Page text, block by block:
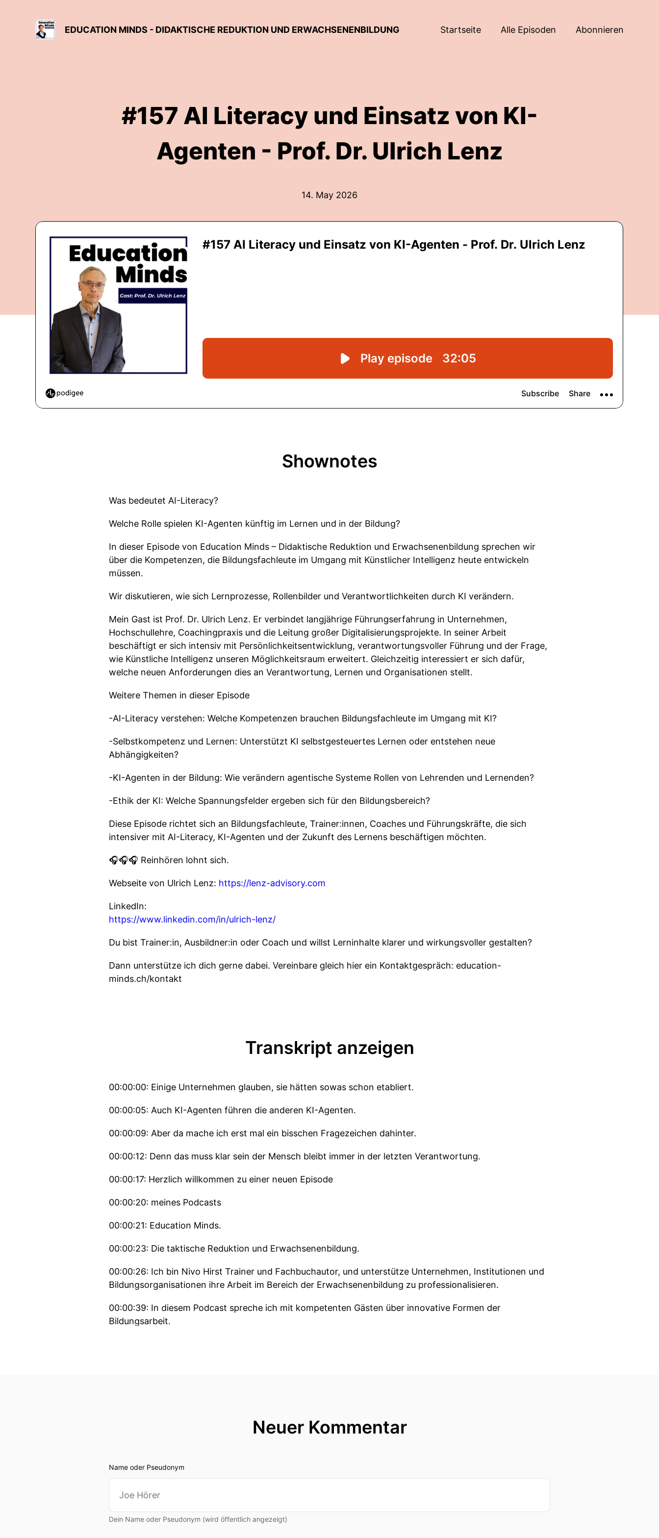
EDUCATION MINDS - DIDAKTISCHE REDUKTION UND ERWACHSENENBILDUNG Startseite Alle Episoden Abonnieren
#157 AI Literacy und Einsatz von KI-
Agenten - Prof. Dr. Ulrich Lenz
14. May 2026
Shownotes
Was bedeutet AI-Literacy?
Welche Rolle spielen KI-Agenten künftig im Lernen und in der Bildung?
In dieser Episode von Education Minds – Didaktische Reduktion und Erwachsenenbildung sprechen wir
über die Kompetenzen, die Bildungsfachleute im Umgang mit Künstlicher Intelligenz heute entwickeln
müssen.
Wir diskutieren, wie sich Lernprozesse, Rollenbilder und Verantwortlichkeiten durch KI verändern.
Mein Gast ist Prof. Dr. Ulrich Lenz. Er verbindet langjährige Führungserfahrung in Unternehmen,
Hochschullehre, Coachingpraxis und die Leitung großer Digitalisierungsprojekte. In seiner Arbeit
beschäftigt er sich intensiv mit Persönlichkeitsentwicklung, verantwortungsvoller Führung und der Frage,
wie Künstliche Intelligenz unseren Möglichkeitsraum erweitert. Gleichzeitig interessiert er sich dafür,
welche neuen Anforderungen dies an Verantwortung, Lernen und Organisationen stellt.
Weitere Themen in dieser Episode
-AI-Literacy verstehen: Welche Kompetenzen brauchen Bildungsfachleute im Umgang mit KI?
-Selbstkompetenz und Lernen: Unterstützt KI selbstgesteuertes Lernen oder entstehen neue
Abhängigkeiten?
-KI-Agenten in der Bildung: Wie verändern agentische Systeme Rollen von Lehrenden und Lernenden?
-Ethik der KI: Welche Spannungsfelder ergeben sich für den Bildungsbereich?
Diese Episode richtet sich an Bildungsfachleute, Trainer:innen, Coaches und Führungskräfte, die sich
intensiver mit AI-Literacy, KI-Agenten und der Zukunft des Lernens beschäftigen möchten.
🎧🎧🎧 Reinhören lohnt sich.
Webseite von Ulrich Lenz: https://lenz-advisory.com
LinkedIn:
https://www.linkedin.com/in/ulrich-lenz/
Du bist Trainer:in, Ausbildner:in oder Coach und willst Lerninhalte klarer und wirkungsvoller gestalten?
Dann unterstütze ich dich gerne dabei. Vereinbare gleich hier ein Kontaktgespräch: education-
minds.ch/kontakt
Transkript anzeigen
00:00:00: Einige Unternehmen glauben, sie hätten sowas schon etabliert.
00:00:05: Auch KI-Agenten führen die anderen KI-Agenten.
00:00:09: Aber da mache ich erst mal ein bisschen Fragezeichen dahinter.
00:00:12: Denn das muss klar sein der Mensch bleibt immer in der letzten Verantwortung.
00:00:17: Herzlich willkommen zu einer neuen Episode
00:00:20: meines Podcasts
00:00:21: Education Minds.
00:00:23: Die taktische Reduktion und Erwachsenenbildung.
00:00:26: Ich bin Nivo Hirst Trainer und Fachbuchautor, und unterstütze Unternehmen, Institutionen und
Bildungsorganisationen ihre Arbeit im Bereich der Erwachsenenbildung zu professionalisieren.
00:00:39: In diesem Podcast spreche ich mit kompetenten Gästen über innovative Formen der
Bildungsarbeit.
00:00:58: Willkommen zu einer neuen Folge von
00:01:01: Might die taktische Reduktion und der wachsenden Bildung.
Neuer Kommentar
Name oder Pseudonym
Dein Name oder Pseudonym (wird öffentlich angezeigt)